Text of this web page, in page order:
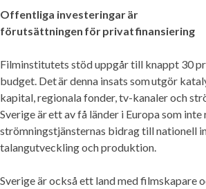
Offentliga investeringar är
förutsättningen för privat finansiering
Filminstitutets stöd uppgår till knappt 30
budget. Det är denna insats som utgör
kapital, regionala fonder, tv-kanaler och
Sverige är ett av få länder i Europa som
strömningstjänsternas bidrag till nationell
talangutveckling och produktion.
Sverige är också ett land med filmskapare